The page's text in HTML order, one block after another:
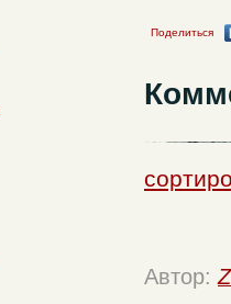
Поделиться
Автор: